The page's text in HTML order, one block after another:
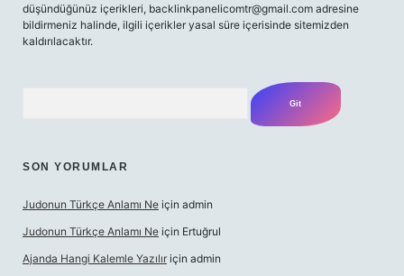
düşündüğünüz içerikleri, backlinkpanelicomtr@gmail.com adresine
bildirmeniz halinde, ilgili içerikler yasal süre içerisinde sitemizden
kaldırılacaktır.
SON YORUMLAR
Judonun Türkçe Anlamı Ne için admin
Judonun Türkçe Anlamı Ne için Ertuğrul
Ajanda Hangi Kalemle Yazılır için admin